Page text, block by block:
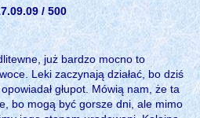
/ 500
już bardzo mocno to
Leki zaczynają działać, bo dziś
głupot. Mówią nam, że ta
bo mogą być gorsze dni, ale mimo